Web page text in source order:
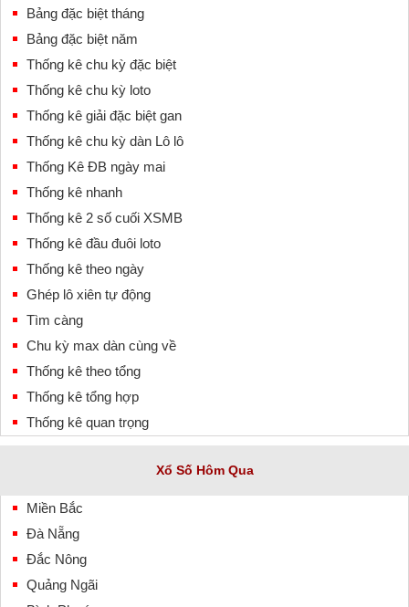
Bảng đặc biệt tháng
Bảng đặc biệt năm
Thống kê chu kỳ đặc biệt
Thống kê chu kỳ loto
Thống kê giải đặc biệt gan
Thống kê chu kỳ dàn Lô lô
Thống Kê ĐB ngày mai
Thống kê nhanh
Thống kê 2 số cuối XSMB
Thống kê đầu đuôi loto
Thống kê theo ngày
Ghép lô xiên tự động
Tìm càng
Chu kỳ max dàn cùng về
Thống kê theo tổng
Thống kê tổng hợp
Thống kê quan trọng
Xổ Số Hôm Qua
Miền Bắc
Đà Nẵng
Đắc Nông
Quảng Ngãi